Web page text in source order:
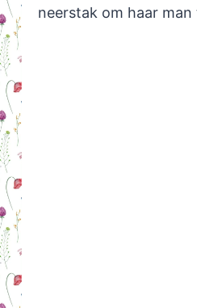
neerstak om haar